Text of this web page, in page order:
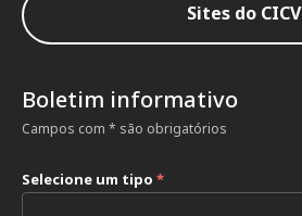
Sites do CICV
Boletim informativo
Campos com * são obrigatórios
Selecione um tipo *